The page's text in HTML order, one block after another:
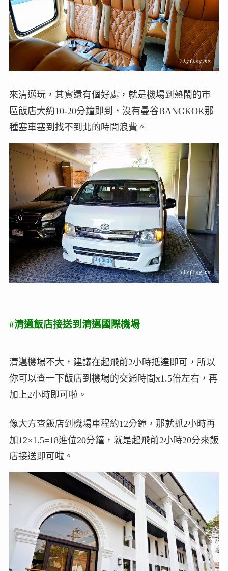
來清邁玩，其實還有個好處，就是機場到熱鬧的市
區飯店大約10-20分鐘即到，沒有曼谷BANGKOK那
種塞車塞到找不到北的時間浪費。
#清邁飯店接送到清邁國際機場
清邁機場不大，建議在起飛前2小時抵達即可，所以
你可以查一下飯店到機場的交通時間x1.5倍左右，再
加上2小時即可啦。
像大方查飯店到機場車程約12分鐘，那就抓2小時再
加12×1.5=18進位20分鐘，就是起飛前2小時20分來飯
店接送即可啦。